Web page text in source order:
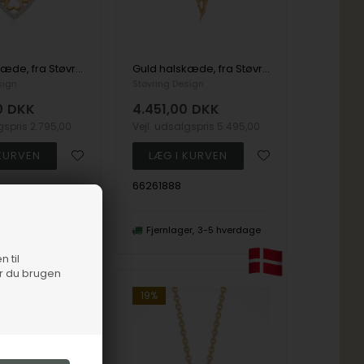
til
du brugen
Guld halskæde, fra Støvring Design
DKK
Guld halskæde, fra Støvring Design
4.451,00 DKK
66261888
Fjernlager 3-5 hverdage
19%